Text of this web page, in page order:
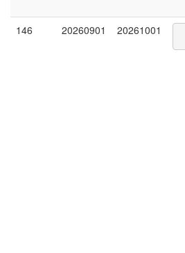
146 20260901 20261001